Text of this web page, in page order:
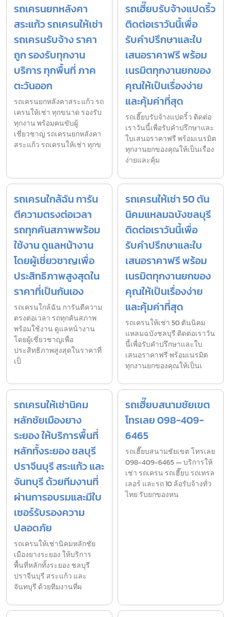
รถเครนยกหลังคา
สระแก้ว รถเครนให้เช่า
รถเครนรับจ้าง ราคา
ถูก รองรับทุกงาน
บริการ ทุกพื้นที่ ภาค
ตะวันออก
รถเครนยกหลังคาสระแก้ว รถ
เครนให้เช่า ทุกขนาด รองรับ
ทุกงาน พร้อมคนขับผู้
เชี่ยวชาญ รถเครนยกหลังคา
สระแก้ว รถเครนให้เช่า ทุกข
รถเฮี๊ยบรับจ้างแปดริ้ว
ติดต่อเราวันนี้เพื่อ
รับคำปรึกษาและใบ
เสนอราคาฟรี พร้อม
เนรมิตทุกงานยกของ
คุณให้เป็นเรื่องง่าย
และคุ้มค่าที่สุด
รถเฮี๊ยบรับจ้างแปดริ้ว ติดต่อ
เราวันนี้เพื่อรับคำปรึกษาและ
ใบเสนอราคาฟรี พร้อมเนรมิต
ทุกงานยกของคุณให้เป็นเรื่อง
ง่ายและคุ้ม
รถเครนใกล้ฉัน การัน
ตีความตรงต่อเวลา
รถทุกคันสภาพพร้อม
ใช้งาน ดูแลหน้างาน
โดยผู้เชี่ยวชาญเพื่อ
ประสิทธิภาพสูงสุดใน
ราคาที่เป็นกันเอง
รถเครนใกล้ฉัน การันตีความ
ตรงต่อเวลา รถทุกคันสภาพ
พร้อมใช้งาน ดูแลหน้างาน
โดยผู้เชี่ยวชาญเพื่อ
ประสิทธิภาพสูงสุดในราคาที่
เป็
รถเครนให้เช่า 50 ตัน
นิคมแหลมฉบังชลบุรี
ติดต่อเราวันนี้เพื่อ
รับคำปรึกษาและใบ
เสนอราคาฟรี พร้อม
เนรมิตทุกงานยกของ
คุณให้เป็นเรื่องง่าย
และคุ้มค่าที่สุด
รถเครนให้เช่า 50 ตันนิคม
แหลมฉบังชลบุรี ติดต่อเราวัน
นี้เพื่อรับคำปรึกษาและใบ
เสนอราคาฟรี พร้อมเนรมิต
ทุกงานยกของคุณให้เป็นเ
รถเครนให้เช่านิคม
หลักชัยเมืองยาง
ระยอง ให้บริการพื้นที่
หลักทั้งระยอง ชลบุรี
ปราจีนบุรี สระแก้ว และ
จันทบุรี ด้วยทีมงานที่
ผ่านการอบรมและมีใบ
เซอร์รับรองความ
ปลอดภัย
รถเครนให้เช่านิคมหลักชัย
เมืองยางระยอง ให้บริการ
พื้นที่หลักทั้งระยอง ชลบุรี
ปราจีนบุรี สระแก้ว และ
จันทบุรี ด้วยทีมงานที่ผ
รถเฮี๊ยบสนามชัยเขต
โทรเลย 098-409-
6465
รถเฮี๊ยบสนามชัยเขต โทรเลย
098-409-6465 — บริการให้
เช่า รถเครน รถเฮี๊ยบ รถเทรล
เลอร์ และรถ 10 ล้อรับจ้างทั่ว
ไทย รับยกของหน